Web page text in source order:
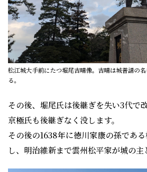
松江城大手前にたつ堀尾吉晴像。吉晴は城普請の
る。
その後、堀尾氏は後継ぎを失い3代で
京極氏も後継ぎなく没します。
その後の1638年に徳川家康の孫であ
し、明治維新まで雲州松平家が城の主